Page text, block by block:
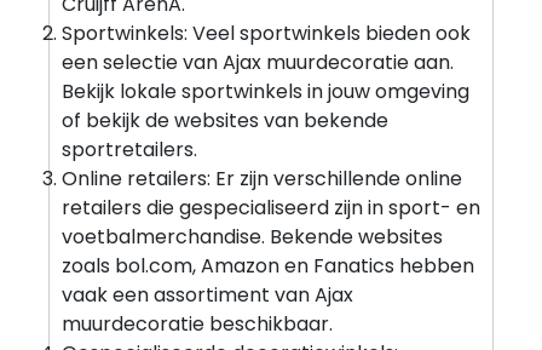
Sportwinkels: Veel sportwinkels bieden ook
een selectie van Ajax muurdecoratie aan.
Bekijk lokale sportwinkels in jouw omgeving
of bekijk de websites van bekende
sportretailers.
Online retailers: Er zijn verschillende online
retailers die gespecialiseerd zijn in sport- en
voetbalmerchandise. Bekende websites
zoals bol.com, Amazon en Fanatics hebben
vaak een assortiment van Ajax
muurdecoratie beschikbaar.